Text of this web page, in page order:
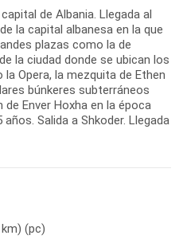
de Albania. Llegada al
la capital albanesa en la que
plazas como la de
la ciudad donde se ubican los
Opera, la mezquita de Ethen
búnkeres subterráneos
Enver Hoxha en la época
Salida a Shkoder. Llegada
(pc)